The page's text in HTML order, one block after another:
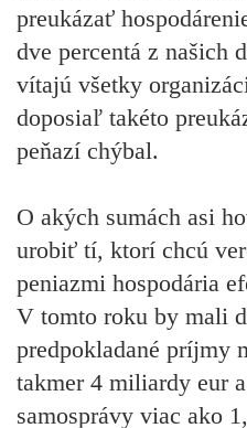
preukázať
dve percentá z našich
vítajú všetky
doposiaľ takéto
peňazí chýbal.
O akých sumách asi
urobiť tí, ktorí chcú
peniazmi hospodária
V tomto roku by mali
predpokladané príjmy
takmer 4 miliardy eur
samosprávy viac ako